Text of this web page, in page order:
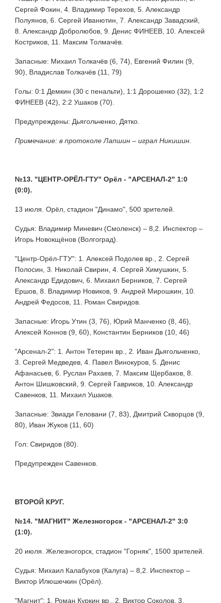
Сергей Фокин, 4. Владимир Терехов, 5. Александр
Полуянов, 6. Сергей Иванютин, 7. Александр Завадский,
8. Александр Добролюбов, 9. Денис ФИНЕЕВ, 10. Алексей
Костриков, 11. Максим Толмачёв.
Запасные: Михаил Толкачёв (6, 74), Евгений Филин (9,
90), Владислав Толкачёв (11, 79)
Голы: 0:1 Демкин (30 с пенальти), 1:1 Дорошенко (32), 1:2
ФИНЕЕВ (42), 2:2 Ушаков (70).
Предупреждены: Дьягольченко, Дятко.
Примечание: в протоколе Лапшин – играл Никишин.
№13. "ЦЕНТР-ОРЁЛ-ГТУ" Орёл - "АРСЕНАЛ-2" 1:0
(0:0).
13 июля. Орёл, стадион "Динамо", 500 зрителей.
Судья: Владимир Миневич (Смоленск) – 8,2. Инспектор –
Игорь Новокщёнов (Волгоград).
"Центр-Орёл-ГТУ": 1. Алексей Подолев вр., 2. Сергей
Полосин, 3. Николай Свирин, 4. Сергей Химушкин, 5.
Александр Едидович, 6. Михаил Берников, 7. Сергей
Ершов, 8. Владимир Новиков, 9. Андрей Мирошкин, 10.
Андрей Федосов, 11. Роман Свиридов.
Запасные: Игорь Утин (3, 76), Юрий Манченко (8, 46),
Алексей Коннов (9, 60), Константин Берников (10, 46)
"Арсенал-2": 1. Антон Тетерин вр., 2. Иван Дьягольченко,
3. Сергей Медведев, 4. Павел Винокуров, 5. Денис
Афанасьев, 6. Руслан Рахаев, 7. Максим Щербаков, 8.
Антон Шишковский, 9. Сергей Гавриков, 10. Александр
Савенков, 11. Михаил Ушаков.
Запасные: Звиади Геловани (7, 83), Дмитрий Скворцов (9,
80), Иван Жуков (11, 60)
Гол: Свиридов (80).
Предупрежден Савенков.
ВТОРОЙ КРУГ.
№14. "МАГНИТ" Железногорск - "АРСЕНАЛ-2" 3:0
(1:0).
20 июля. Железногорск, стадион "Горняк", 1500 зрителей.
Судья: Михаил Калабухов (Калуга) – 8,2. Инспектор –
Виктор Илюшечкин (Орёл).
"Магнит": 1. Роман Куркин вр., 2. Виктор Соколов, 3.